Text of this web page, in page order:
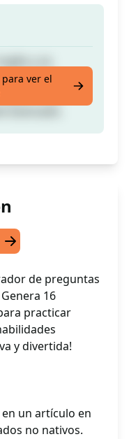
en el
Para
para ver el
de preguntas
16
practicar
y divertida!
un artículo en
no nativos.